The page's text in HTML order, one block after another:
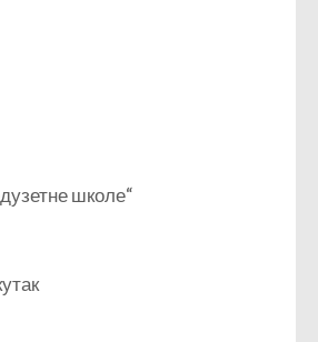
школе“